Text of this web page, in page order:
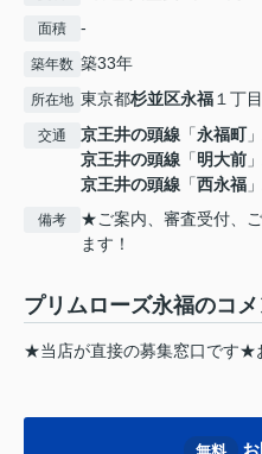
面積 -
築年数 築33年
所在地 東京都杉並区永福 １丁
交通 京王井の頭線 「永福町
京王井の頭線 「明大前
京王井の頭線 「西永福
備考
★ご案内、審査受付、
ます！
プリムローズ永福のコ
★当店が直接の募集窓口です★